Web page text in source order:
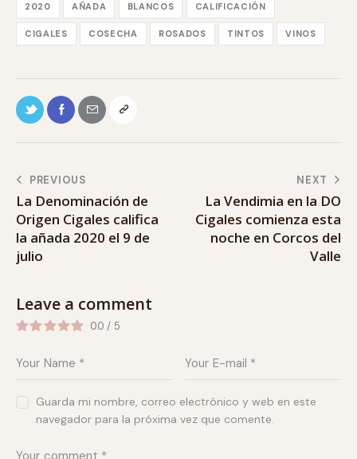
2020 AÑADA BLANCOS CALIFICACIÓN
CIGALES COSECHA ROSADOS TINTOS VINOS
PREVIOUS
La Denominación de
Origen Cigales califica
la añada 2020 el 9 de
julio
NEXT
La Vendimia en la DO
Cigales comienza esta
noche en Corcos del
Valle
Leave a comment
0.0 / 5
Guarda mi nombre, correo electrónico y web en este
navegador para la próxima vez que comente.